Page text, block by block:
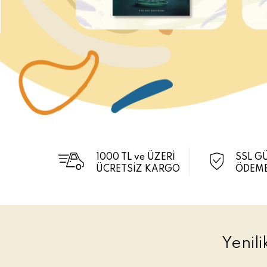
1000 TL ve ÜZERİ
ÜCRETSİZ KARGO
SSL